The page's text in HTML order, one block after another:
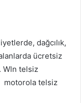
dağcılık,
ücretsiz
Wln telsiz
motorola telsiz